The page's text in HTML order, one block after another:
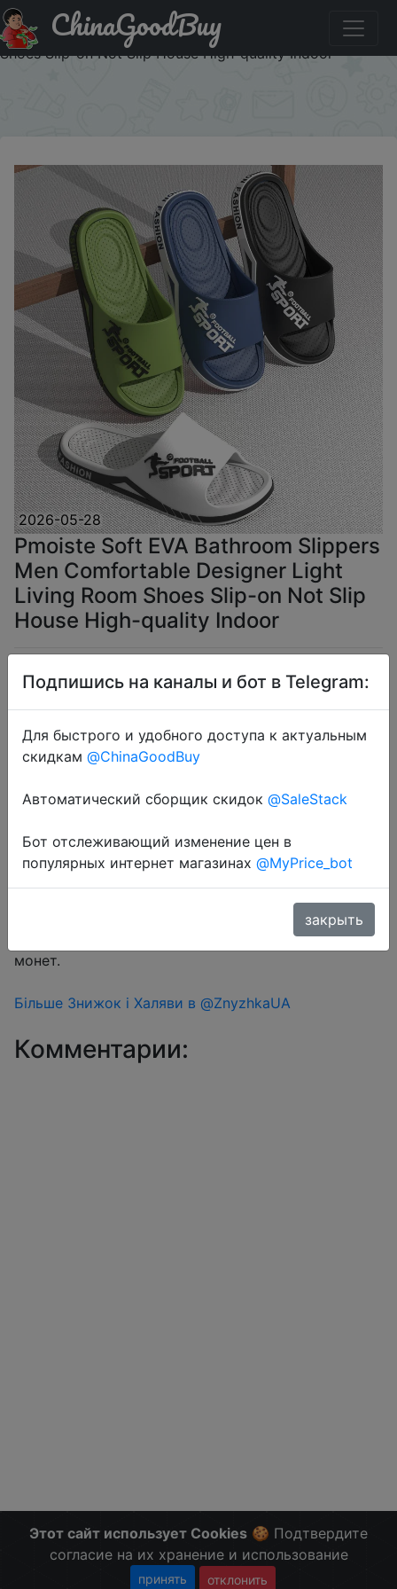
Купить по распродаже : Pmoiste Soft EVA Bathroom
Slippers Men Comfortable Designer Light Living Room
Shoes Slip-on Not Slip House High-quality Indoor
ChinaGoodBuy
2026-05-28
Pmoiste Soft EVA Bathroom Slippers
Men Comfortable Designer Light
Living Room Shoes Slip-on Not Slip
House High-quality Indoor
$6.62
Coins
Перейти в магазин
Знижка монетками 6 Coins у додатку через розділ
монет.
Більше Знижок і Халяви в @ZnyzhkaUA
Комментарии:
Этот сайт использует Cookies 🍪 Подтвердите
согласие на их хранение и использование
принять отклонить
Подпишись на каналы и бот в Telegram:
Для быстрого и удобного доступа к актуальным
скидкам @ChinaGoodBuy
Автоматический сборщик скидок @SaleStack
Бот отслеживающий изменение цен в
популярных интернет магазинах @MyPrice_bot
закрыть